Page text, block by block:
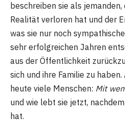
beschreiben sie als
Realität verloren hat und der
was sie nur noch
sehr erfolgreichen Jahren
aus der Öffentlichkeit
sich und ihre Familie zu
heute viele Menschen: Mit
und wie lebt sie jetzt,
hat.